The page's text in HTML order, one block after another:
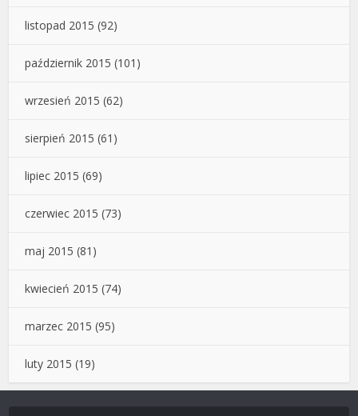
listopad 2015 (92)
październik 2015 (101)
wrzesień 2015 (62)
sierpień 2015 (61)
lipiec 2015 (69)
czerwiec 2015 (73)
maj 2015 (81)
kwiecień 2015 (74)
marzec 2015 (95)
luty 2015 (19)